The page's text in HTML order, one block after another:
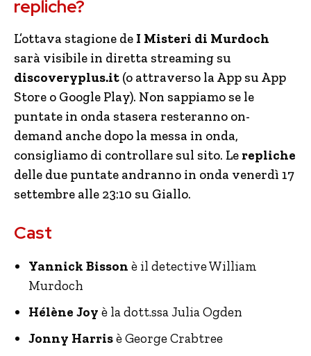
repliche?
L’ottava stagione de I Misteri di Murdoch
sarà visibile in diretta streaming su
discoveryplus.it (o attraverso la App su App
Store o Google Play). Non sappiamo se le
puntate in onda stasera resteranno on-
demand anche dopo la messa in onda,
consigliamo di controllare sul sito. Le repliche
delle due puntate andranno in onda venerdì 17
settembre alle 23:10 su Giallo.
Cast
Yannick Bisson è il detective William
Murdoch
Hélène Joy è la dott.ssa Julia Ogden
Jonny Harrisè George Crabtree